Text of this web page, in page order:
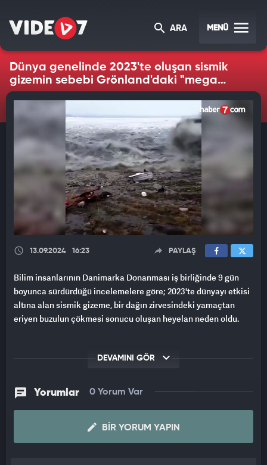
ARA MENÜ
Dünya genelinde 2023'te oluşan sismik
gizemin sebebi Grönland'daki "mega
tsunami" çıktı
13.09.2024 16:23 PAYLAŞ
Bilim insanlarının Danimarka Donanması iş birliğinde 9 gün
boyunca sürdürdüğü incelemelere göre; 2023'te dünyayı etkisi
altına alan sismik gizeme, bir dağın zirvesindeki yamaçtan
eriyen buzulun çökmesi sonucu oluşan heyelan neden oldu.
DEVAMINI GÖR
Yorumlar 0 Yorum Var
BIR YORUM YAPIN